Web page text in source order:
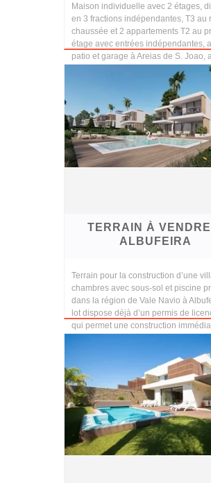
Maison individuelle avec 2 étages,
en 3 fractions indépendantes, T3 au
chaussée et 2 appartements T2 au
étage avec entrées indépendantes,
patio et garage à Areias de S. Joao,
TERRAIN À
ALBUFEIRA
Terrain pour la construction d’une
chambres avec sous-sol et piscine
dans la région de Vale Navio à
lot dispose déjà d’un permis de
qui permet une construction